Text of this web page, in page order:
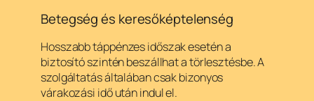
Betegség és keresőképtelenség
Hosszabb táppénzes időszak esetén a
biztosító szintén beszállhat a törlesztésbe. A
szolgáltatás általában csak bizonyos
várakozási idő után indul el.